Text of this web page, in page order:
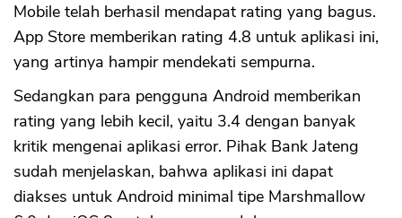
Mobile telah berhasil mendapat rating yang bagus.
App Store memberikan rating 4.8 untuk aplikasi ini,
yang artinya hampir mendekati sempurna.
Sedangkan para pengguna Android memberikan
rating yang lebih kecil, yaitu 3.4 dengan banyak
kritik mengenai aplikasi error. Pihak Bank Jateng
sudah menjelaskan, bahwa aplikasi ini dapat
diakses untuk Android minimal tipe Marshmallow